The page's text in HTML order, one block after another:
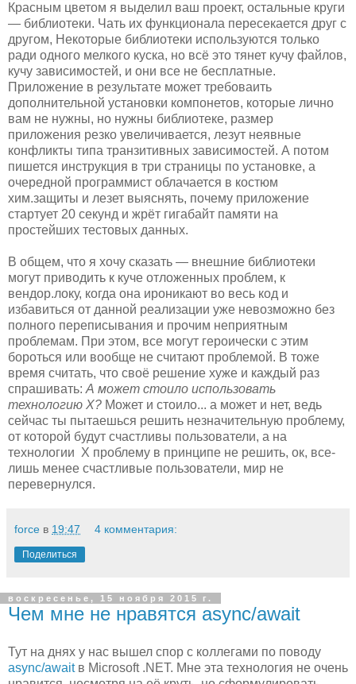
Красным цветом я выделил ваш проект, остальные круги
— библиотеки. Чать их функционала пересекается друг с
другом, Некоторые библиотеки используются только
ради одного мелкого куска, но всё это тянет кучу файлов,
кучу зависимостей, и они все не бесплатные.
Приложение в результате может требоваить
дополнительной установки компонетов, которые лично
вам не нужны, но нужны библиотеке, размер
приложения резко увеличивается, лезут неявные
конфликты типа транзитивных зависимостей. А потом
пишется инструкция в три страницы по установке, а
очередной программист облачается в костюм
хим.защиты и лезет выяснять, почему приложение
стартует 20 секунд и жрёт гигабайт памяти на
простейших тестовых данных.
В общем, что я хочу сказать — внешние библиотеки
могут приводить к куче отложенных проблем, к
вендор.локу, когда она ироникают во весь код и
избавиться от данной реализации уже невозможно без
полного переписывания и прочим неприятным
проблемам. При этом, все могут героически с этим
бороться или вообще не считают проблемой. В тоже
время считать, что своё решение хуже и каждый раз
спрашивать: А может стоило использовать
технологию X? Может и стоило... а может и нет, ведь
сейчас ты пытаешься решить незначительную проблему,
от которой будут счастливы пользователи, а на
технологии X проблему в принципе не решить, ок, все-
лишь менее счастливые пользователи, мир не
перевернулся.
force в 19:47 4 комментария:
Поделиться
воскресенье, 15 ноября 2015 г.
Чем мне не нравятся async/await
Тут на днях у нас вышел спор с коллегами по поводу
async/awaitв Microsoft .NET. Мне эта технология не очень